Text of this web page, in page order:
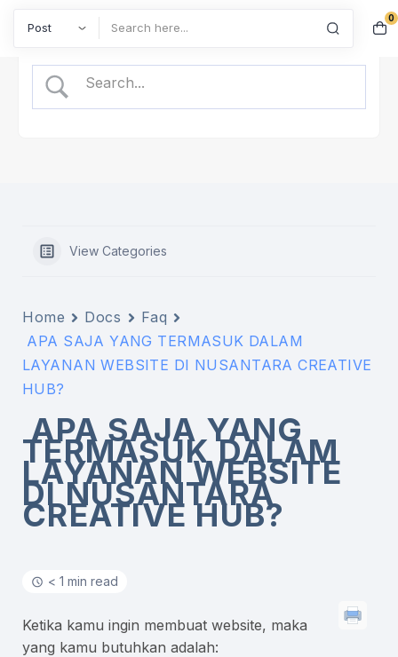
0
View Categories
Home Docs
Faq
APA SAJA YANG TERMASUK DALAM
LAYANAN WEBSITE DI NUSANTARA CREATIVE
HUB?
APA SAJA YANG
TERMASUK DALAM
LAYANAN WEBSITE
DI NUSANTARA
CREATIVE HUB?
< 1 min read
Ketika kamu ingin membuat website, maka
yang kamu butuhkan adalah: